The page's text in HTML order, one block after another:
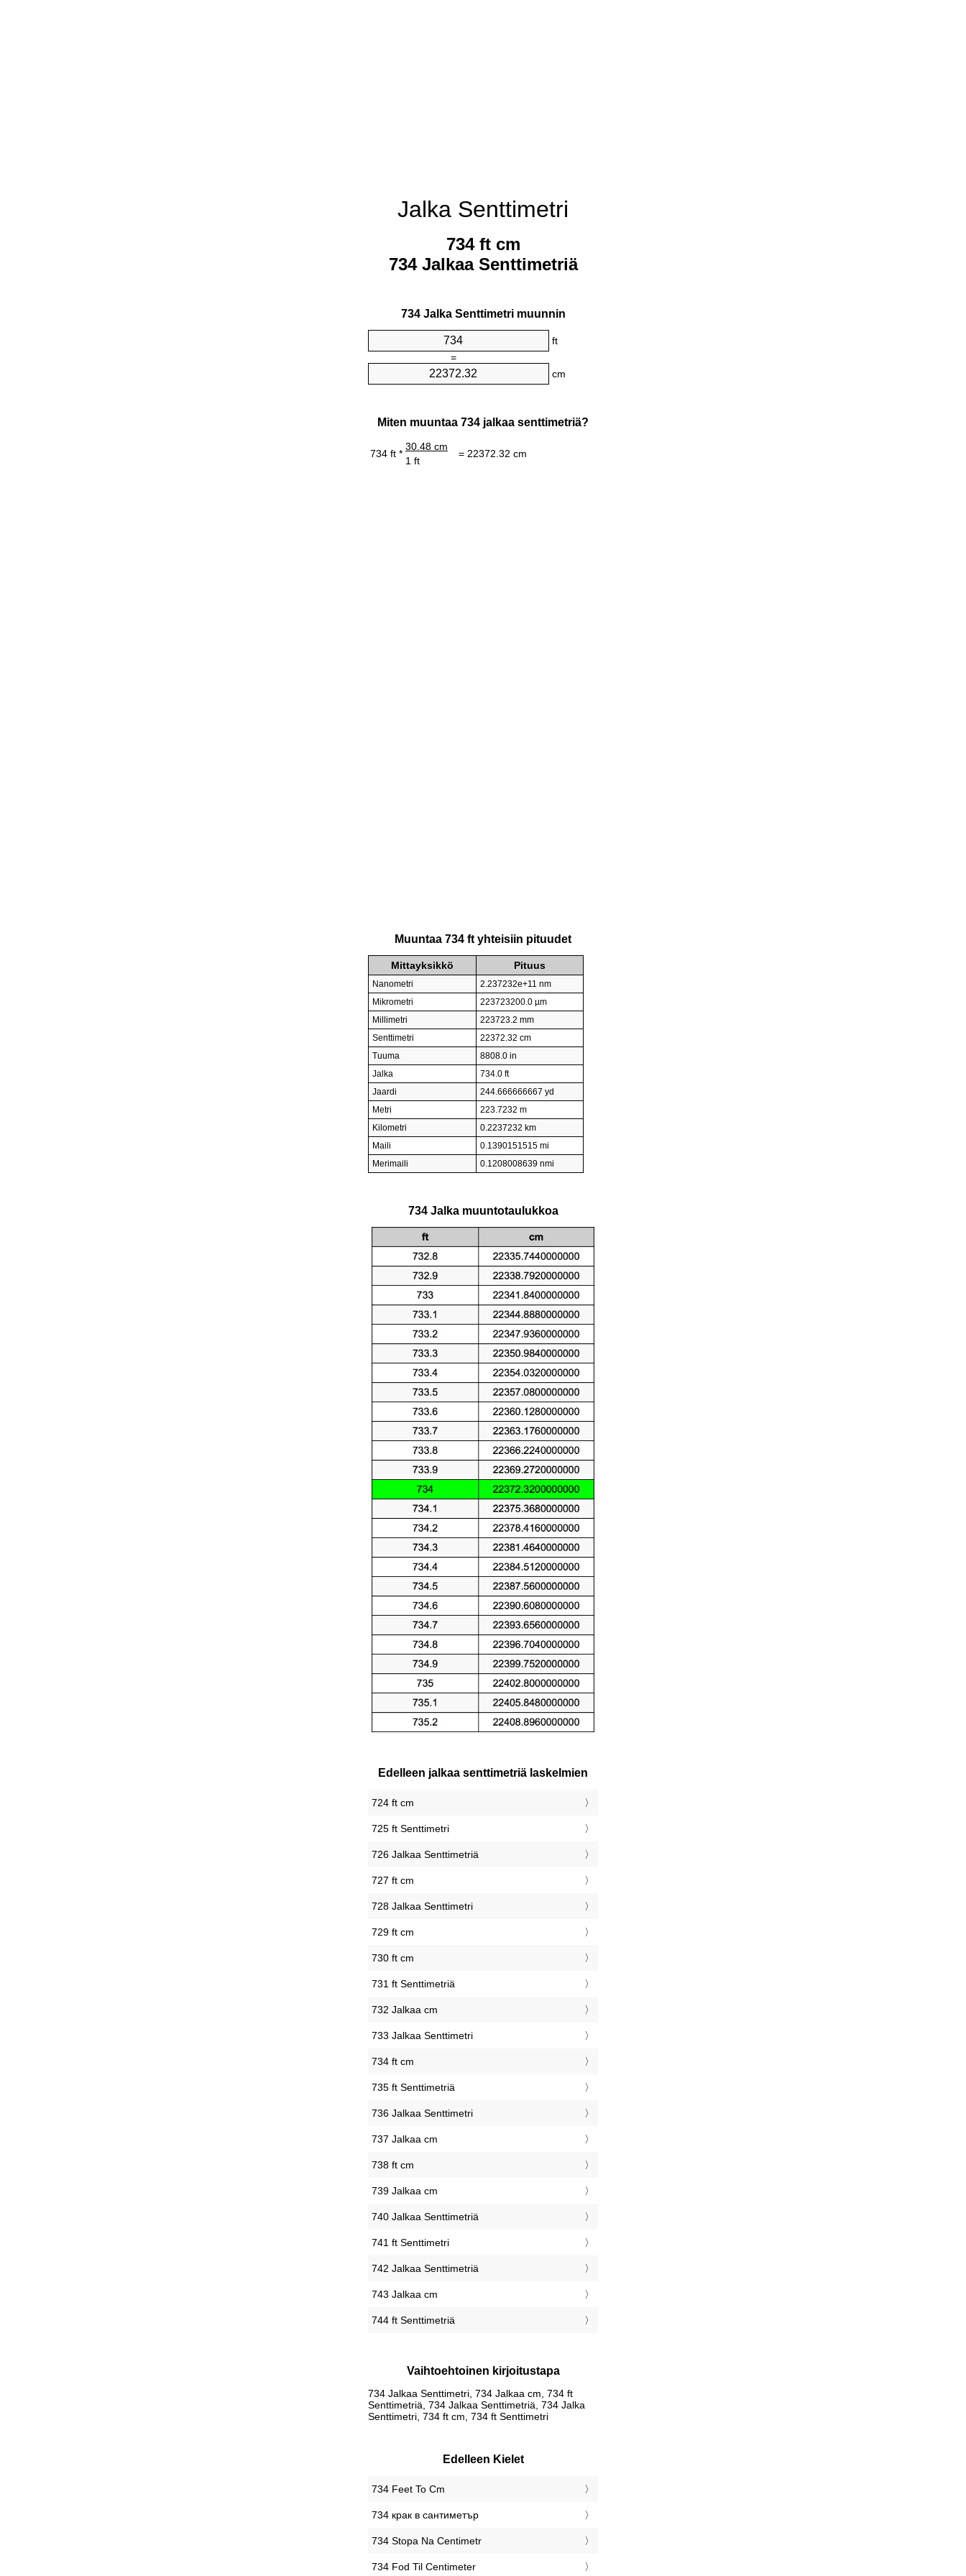
Jalka Senttimetri
734 ft cm
734 Jalkaa Senttimetriä
734 Jalka Senttimetri muunnin
ft
=
cm
Miten muuntaa 734 jalkaa senttimetriä?
734 ft *
30.48 cm
= 22372.32 cm
1 ft
Muuntaa 734 ft yhteisiin pituudet
Mittayksikkö Pituus
Nanometri
2.237232e+11 nm
Mikrometri
223723200.0 µm
Millimetri
223723.2 mm
Senttimetri
22372.32 cm
Tuuma
8808.0 in
Jalka
734.0 ft
Jaardi
244.666666667 yd
Metri
223.7232 m
Kilometri
0.2237232 km
Maili
0.1390151515 mi
Merimaili
0.1208008639 nmi
734 Jalka muuntotaulukkoa
Edelleen jalkaa senttimetriä laskelmien
724 ft cm
725 ft Senttimetri
726 Jalkaa Senttimetriä
727 ft cm
728 Jalkaa Senttimetri
729 ft cm
730 ft cm
731 ft Senttimetriä
732 Jalkaa cm
733 Jalkaa Senttimetri
734 ft cm
735 ft Senttimetriä
736 Jalkaa Senttimetri
737 Jalkaa cm
738 ft cm
739 Jalkaa cm
740 Jalkaa Senttimetriä
741 ft Senttimetri
742 Jalkaa Senttimetriä
743 Jalkaa cm
744 ft Senttimetriä
Vaihtoehtoinen kirjoitustapa
734 Jalkaa Senttimetri, 734 Jalkaa cm, 734 ft
Senttimetriä, 734 Jalkaa Senttimetriä, 734 Jalka
Senttimetri, 734 ft cm, 734 ft Senttimetri
Edelleen Kielet
‎734 Feet To Cm
‎734 крак в сантиметър
‎734 Stopa Na Centimetr
‎734 Fod Til Centimeter